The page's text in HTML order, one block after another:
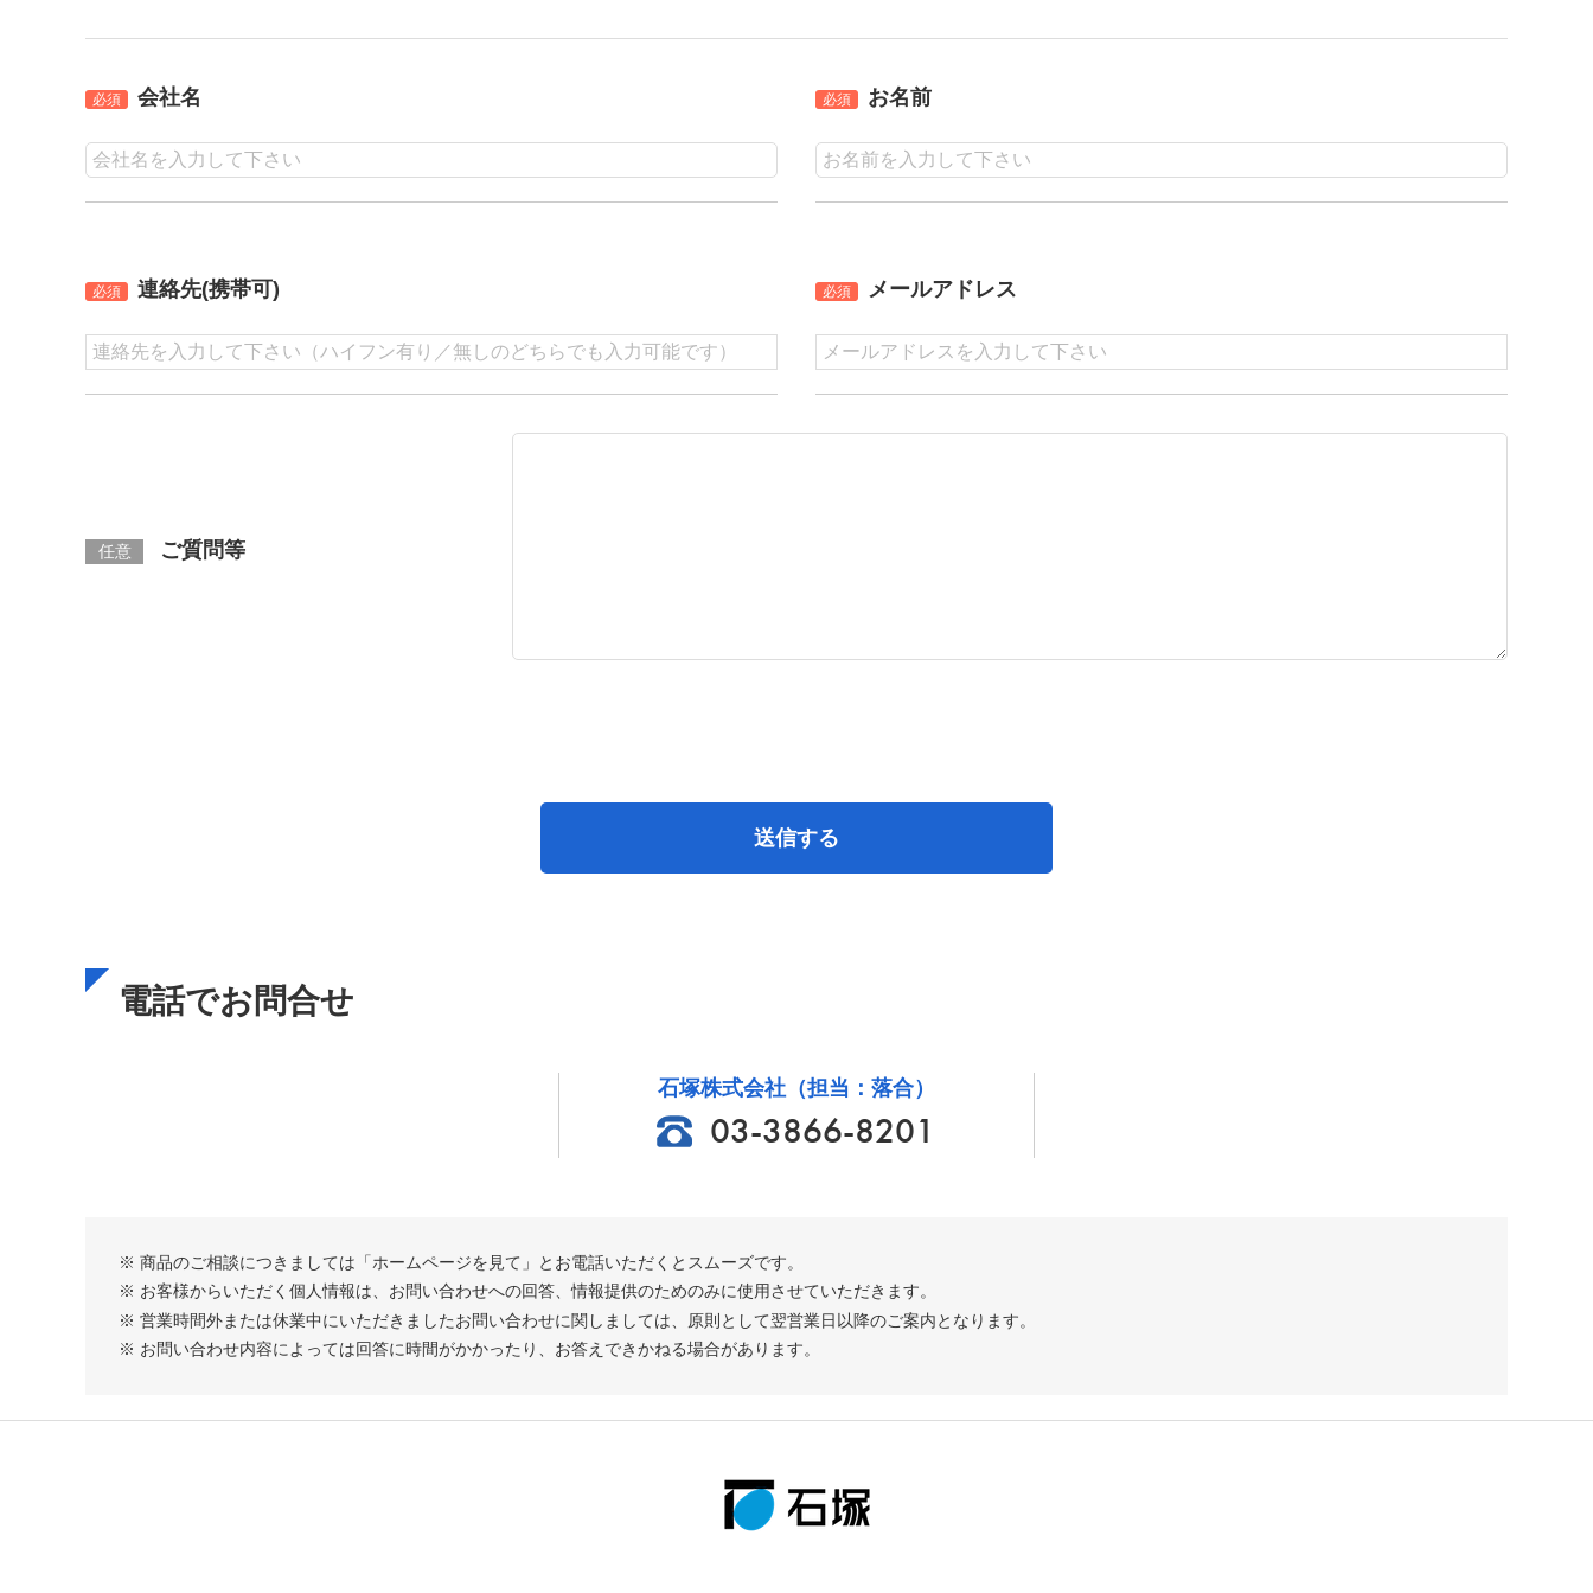
必須 会社名 必須 お名前
必須 連絡先(携帯可) 必須 メールアドレス
任意 ご質問等
電話でお問合せ
石塚株式会社（担当：落合）
03-3866-8201
※ 商品のご相談につきましては「ホームページを見て」とお電話いただくとスムーズです。
※ お客様からいただく個人情報は、お問い合わせへの回答、情報提供のためのみに使用させていただきます。
※ 営業時間外または休業中にいただきましたお問い合わせに関しましては、原則として翌営業日以降のご案内となります。
※ お問い合わせ内容によっては回答に時間がかかったり、お答えできかねる場合があります。